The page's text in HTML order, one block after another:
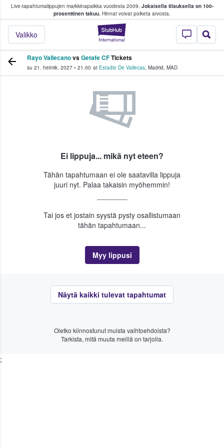
Live-tapahtumalippujen markkinapaikka vuodesta 2009. Jokaisella tilauksella on 100-
prosenttinen takuu. Hinnat voivat poiketa arvosta.
StubHub -
Valikko
fanit ostavat ja myyvät lippuja
Rayo VallecanovsGetafe CFTickets
su 21. helmik. 2027 • 21.00 at Estadio De Vallecas, Madrid, MAD
Ei lippuja... mikä nyt eteen?
Tähän tapahtumaan ei ole saatavilla lippuja
juuri nyt. Palaa takaisin myöhemmin!
Tai jos et jostain syystä pysty osallistumaan
tähän tapahtumaan...
Myy lippusi
Näytä kaikki tulevat tapahtumat
Oletko kiinnostunut muista vaihtoehdoista?
Tarkista, mitä muuta meillä on tarjolla.
;